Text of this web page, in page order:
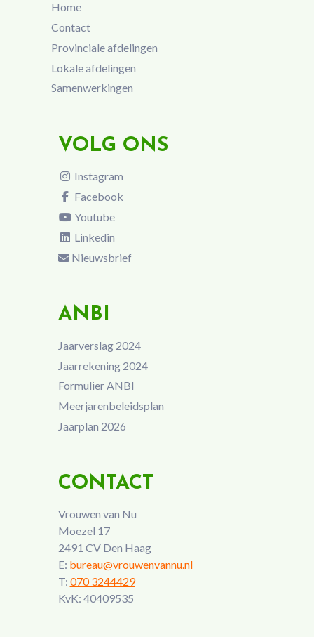
Home
Contact
Provinciale afdelingen
Lokale afdelingen
Samenwerkingen
VOLG ONS
Instagram
Facebook
Youtube
Linkedin
Nieuwsbrief
ANBI
Jaarverslag 2024
Jaarrekening 2024
Formulier ANBI
Meerjarenbeleidsplan
Jaarplan 2026
CONTACT
Vrouwen van Nu
Moezel 17
2491 CV Den Haag
E: bureau@vrouwenvannu.nl
T: 070 3244429
KvK: 40409535